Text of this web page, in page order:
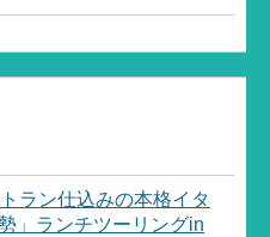
ラン仕込みの本格イタ
」ランチツーリングin